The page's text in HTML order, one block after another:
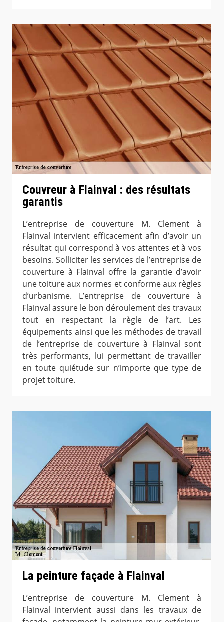
Couvreur à Flainval : des résultats
garantis
L’entreprise de couverture M. Clement à
Flainval intervient efficacement afin d’avoir un
résultat qui correspond à vos attentes et à vos
besoins. Solliciter les services de l’entreprise de
couverture à Flainval offre la garantie d’avoir
une toiture aux normes et conforme aux règles
d’urbanisme. L’entreprise de couverture à
Flainval assure le bon déroulement des travaux
tout en respectant la règle de l’art. Les
équipements ainsi que les méthodes de travail
de l’entreprise de couverture à Flainval sont
très performants, lui permettant de travailler
en toute quiétude sur n’importe que type de
projet toiture.
La peinture façade à Flainval
L’entreprise de couverture M. Clement à
Flainval intervient aussi dans les travaux de